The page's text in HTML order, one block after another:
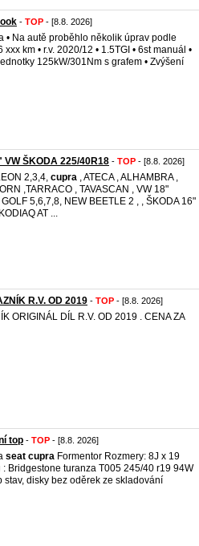
- TOP - [8.8. 2026]
• Na autě proběhlo několik úprav podle
km • r.v. 2020/12 • 1.5TGI • 6st manuál •
125kW/301Nm s grafem • Zvýšení
VW ŠKODA 225/40R18 - TOP - [8.8. 2026]
2,3,4, cupra , ATECA , ALHAMBRA ,
,TARRACO , TAVASCAN , VW 18"
5,6,7,8, NEW BEETLE 2 , , ŠKODA 16"
AT ...
R.V. OD 2019 - TOP - [8.8. 2026]
ORIGINÁL DÍL R.V. OD 2019 . CENA ZA
top - TOP - [8.8. 2026]
seat cupra Formentor Rozmery: 8J x 19
Bridgestone turanza T005 245/40 r19 94W
disky bez oděrek ze skladování